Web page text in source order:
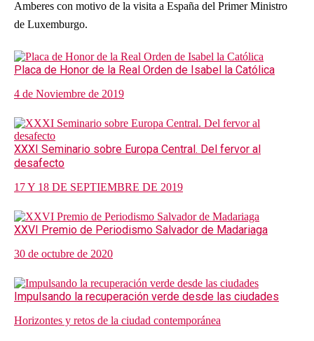
Amberes con motivo de la visita a España del Primer Ministro
de Luxemburgo.
Placa de Honor de la Real Orden de Isabel la Católica
4 de Noviembre de 2019
XXXI Seminario sobre Europa Central. Del fervor al
desafecto
17 Y 18 DE SEPTIEMBRE DE 2019
XXVI Premio de Periodismo Salvador de Madariaga
30 de octubre de 2020
Impulsando la recuperación verde desde las ciudades
Horizontes y retos de la ciudad contemporánea